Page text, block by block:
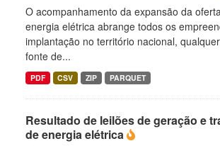
O acompanhamento da expansão da
energia elétrica abrange todos os
implantação no território nacional,
fonte de...
PDF CSV ZIP PARQUET
Resultado de leilões de geração e
de energia elétrica